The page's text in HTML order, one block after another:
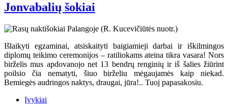
Jonvabalių šokiai
Išlaikyti egzaminai, atsiskaityti baigiamieji darbai ir iškilmingos
diplomų teikimo ceremonijos – ratiliokams ateina tikra vasara! Nors
birželis mus apdovanojo net 13 bendrų renginių ir iš šalies žiūrint
poilsio čia nematyti, šiuo birželiu mėgaujamės kaip niekad.
Bemiegės audringos naktys, draugai, jūra!.. Tuoj papasakosiu.
Įvykiai